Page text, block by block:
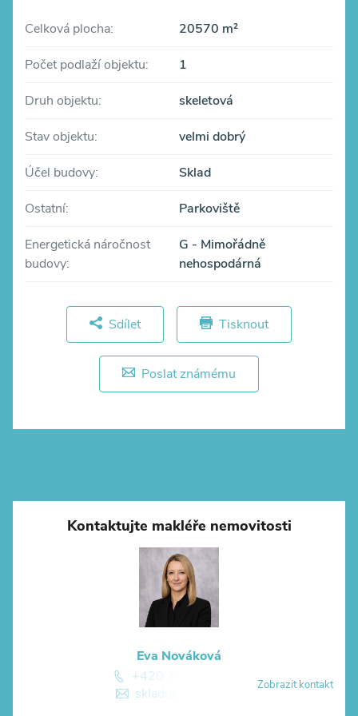
Celková plocha: 20570 m²
Počet podlaží objektu: 1
Druh objektu: skeletová
Stav objektu: velmi dobrý
Účel budovy: Sklad
Ostatní: Parkoviště
Energetická náročnost
budovy:
G - Mimořádně
nehospodárná
Sdílet Tisknout
Poslat známému
Kontaktujte makléře nemovitosti
Eva Nováková
+420 774 881 774
skladuj@skladuj.cz
Zobrazit kontakt